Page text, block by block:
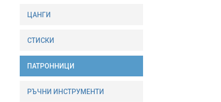
ЦАНГИ
СТИСКИ
ПАТРОННИЦИ
РЪЧНИ ИНСТРУМЕНТИ